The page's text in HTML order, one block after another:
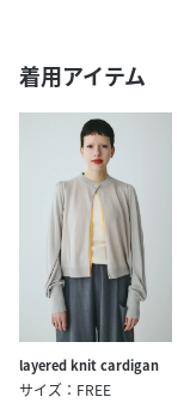
着用アイテム
layered knit cardigan
サイズ：FREE